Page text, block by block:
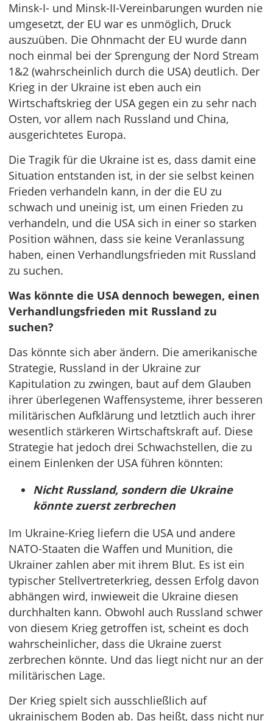
Minsk-I- und Minsk-II-Vereinbarungen wurden nie
umgesetzt, der EU war es unmöglich, Druck
auszuüben. Die Ohnmacht der EU wurde dann
noch einmal bei der Sprengung der Nord Stream
1&2 (wahrscheinlich durch die USA) deutlich. Der
Krieg in der Ukraine ist eben auch ein
Wirtschaftskrieg der USA gegen ein zu sehr nach
Osten, vor allem nach Russland und China,
ausgerichtetes Europa.
Die Tragik für die Ukraine ist es, dass damit eine
Situation entstanden ist, in der sie selbst keinen
Frieden verhandeln kann, in der die EU zu
schwach und uneinig ist, um einen Frieden zu
verhandeln, und die USA sich in einer so starken
Position wähnen, dass sie keine Veranlassung
haben, einen Verhandlungsfrieden mit Russland
zu suchen.
Was könnte die USA dennoch bewegen, einen
Verhandlungsfrieden mit Russland zu
suchen?
Das könnte sich aber ändern. Die amerikanische
Strategie, Russland in der Ukraine zur
Kapitulation zu zwingen, baut auf dem Glauben
ihrer überlegenen Waffensysteme, ihrer besseren
militärischen Aufklärung und letztlich auch ihrer
wesentlich stärkeren Wirtschaftskraft auf. Diese
Strategie hat jedoch drei Schwachstellen, die zu
einem Einlenken der USA führen könnten:
Nicht Russland, sondern die Ukraine
könnte zuerst zerbrechen
Im Ukraine-Krieg liefern die USA und andere
NATO-Staaten die Waffen und Munition, die
Ukrainer zahlen aber mit ihrem Blut. Es ist ein
typischer Stellvertreterkrieg, dessen Erfolg davon
abhängen wird, inwieweit die Ukraine diesen
durchhalten kann. Obwohl auch Russland schwer
von diesem Krieg getroffen ist, scheint es doch
wahrscheinlicher, dass die Ukraine zuerst
zerbrechen könnte. Und das liegt nicht nur an der
militärischen Lage.
Der Krieg spielt sich ausschließlich auf
ukrainischem Boden ab. Das heißt, dass nicht nur